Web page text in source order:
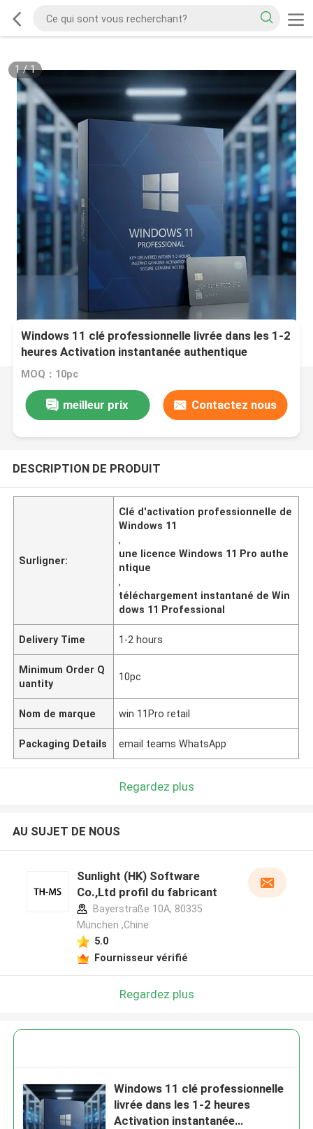
1/1
Windows 11 clé professionnelle livrée dans les 1-2
heures Activation instantanée authentique
Plateforme Windows Accès sécurisé authentique
MOQ：10pc
meilleur prix Contactez nous
DESCRIPTION DE PRODUIT
Surligner:
Clé d'activation professionnelle de
Windows 11
,
une licence Windows 11 Pro authe
ntique
,
téléchargement instantané de Win
dows 11 Professional
Delivery Time 1-2 hours
Minimum Order Q
uantity
10pc
Nom de marque win 11Pro retail
Packaging Details email teams WhatsApp
Regardez plus
AU SUJET DE NOUS
Sunlight (HK) Software
Co.,Ltd profil du fabricant
Bayerstraße 10A, 80335
München ,Chine
5.0
Fournisseur vérifié
Regardez plus
Windows 11 clé professionnelle
livrée dans les 1-2 heures
Activation instantanée